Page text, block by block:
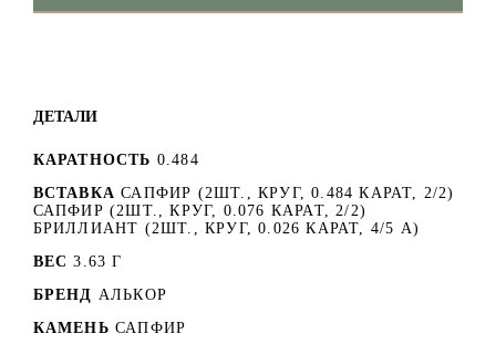
ДЕТАЛИ
КАРАТНОСТЬ 0.484
ВСТАВКА САПФИР (2ШТ., КРУГ, 0.484 КАРАТ, 2/2)
САПФИР (2ШТ., КРУГ, 0.076 КАРАТ, 2/2)
БРИЛЛИАНТ (2ШТ., КРУГ, 0.026 КАРАТ, 4/5 А)
ВЕС 3.63 Г
БРЕНД АЛЬКОР
КАМЕНЬ САПФИР